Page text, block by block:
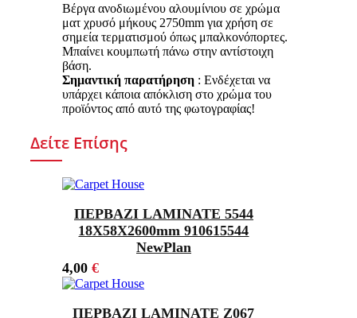
Βέργα ανοδιωμένου αλουμίνιου σε χρώμα
ματ χρυσό μήκους 2750mm για χρήση σε
σημεία τερματισμού όπως μπαλκονόπορτες.
Μπαίνει κουμπωτή πάνω στην αντίστοιχη
βάση.
Σημαντική παρατήρηση: Ενδέχεται να
υπάρχει κάποια απόκλιση στο χρώμα του
προϊόντος από αυτό της φωτογραφίας!
Δείτε Επίσης
ΠΕΡΒΑΖΙ LAMINATE 5544
18Χ58X2600mm 910615544
NewPlan
4,00 €
ΠΕΡΒΑΖΙ LAMINATE Z067